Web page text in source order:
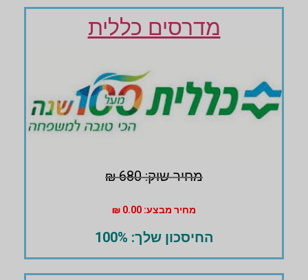
מדרסים כללית
מחיר שוק: 680 ₪
מחיר מבצע: 0.00 ₪
החיסכון שלך: 100%